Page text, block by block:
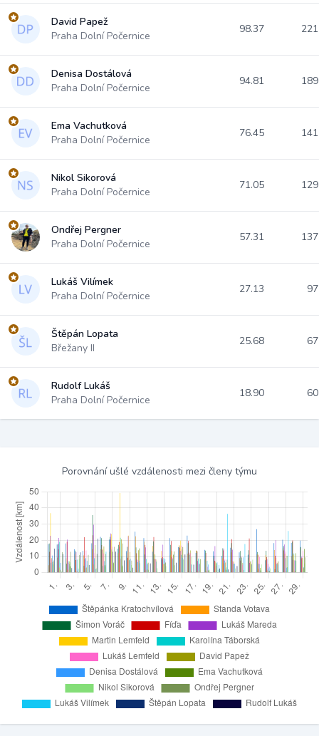
David Papež
Praha Dolní Počernice
98.37
Denisa Dostálová
Praha Dolní Počernice
94.81
Ema Vachutková
Praha Dolní Počernice
76.45
Nikol Sikorová
Praha Dolní Počernice
71.05
Ondřej Pergner
Praha Dolní Počernice
57.31
Lukáš Vilímek
Praha Dolní Počernice
27.13
Štěpán Lopata
Břežany II
25.68
Rudolf Lukáš
Praha Dolní Počernice
18.90
Porovnání ušlé vzdálenosti mezi členy týmu